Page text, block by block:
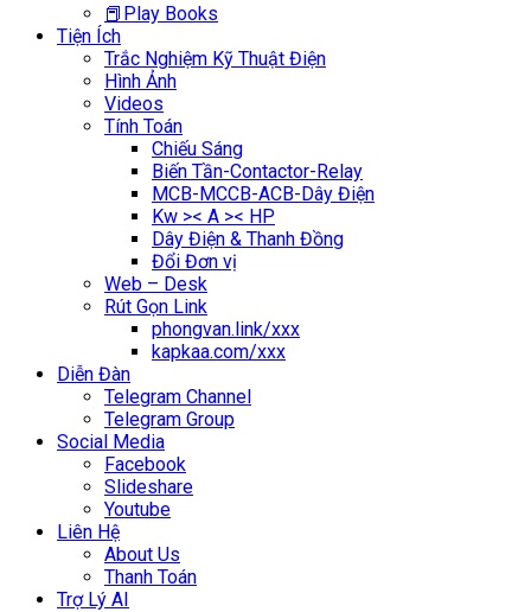
📕Play Books
Tiện Ích
Trắc Nghiệm Kỹ Thuật Điện
Hình Ảnh
Videos
Tính Toán
Chiếu Sáng
Biến Tần-Contactor-Relay
MCB-MCCB-ACB-Dây Điện
Kw >< A >< HP
Dây Điện & Thanh Đồng
Đổi Đơn vị
Web – Desk
Rút Gọn Link
phongvan.link/xxx
kapkaa.com/xxx
Diễn Đàn
Telegram Channel
Telegram Group
Social Media
Facebook
Slideshare
Youtube
Liên Hệ
About Us
Thanh Toán
Trợ Lý AI